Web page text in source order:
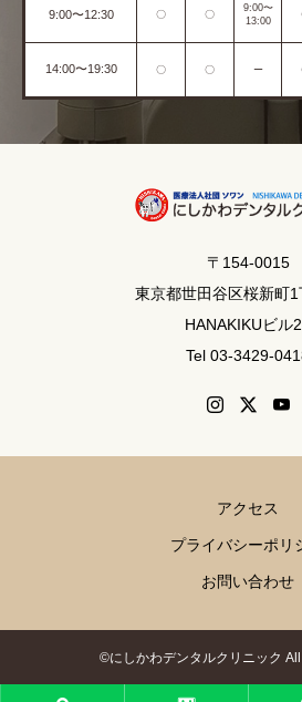
9:00〜12:30 〇 〇
9:00〜
13:00
14:00〜19:30 〇 〇 ー
〒154-0015
東京都世田谷区桜新町
HANAKIKUビル
Tel 03-3429-
アクセス
プライバシーポリ
お問い合わせ
©にしかわデンタルクリニック